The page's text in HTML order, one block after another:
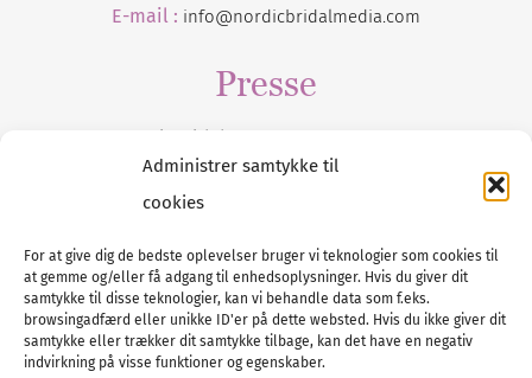
Administrer samtykke til
cookies
For at give dig de bedste oplevelser bruger vi teknologier som cookies til
at gemme og/eller få adgang til enhedsoplysninger. Hvis du giver dit
samtykke til disse teknologier, kan vi behandle data som f.eks.
browsingadfærd eller unikke ID'er på dette websted. Hvis du ikke giver dit
samtykke eller trækker dit samtykke tilbage, kan det have en negativ
indvirkning på visse funktioner og egenskaber.
E-mail : info@nordicbridalmedia.com
Presse
Tilmeld dig vores
Tel :89 88 13 90
E-post:info@nordicbridalmedia.com
Nordic Bridal Media